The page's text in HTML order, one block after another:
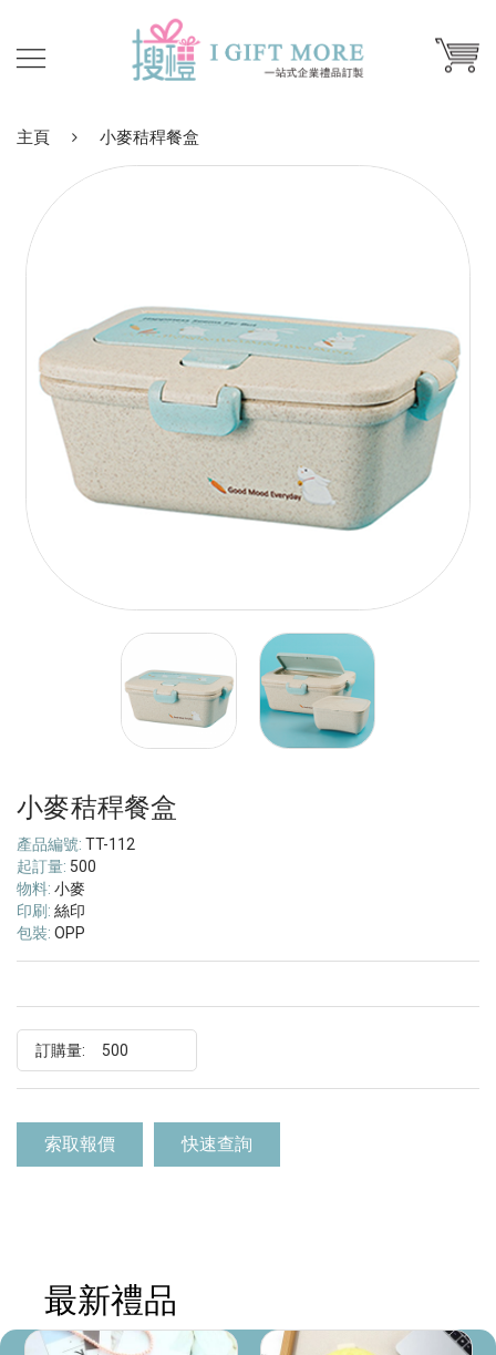
主頁 小麥秸稈餐盒
小麥秸稈餐盒
產品編號: TT-112
起訂量: 500
物料: 小麥
印刷: 絲印
包裝: OPP
訂購量:
索取報價 快速查詢
最新禮品